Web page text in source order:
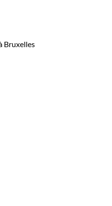
Bruxelles